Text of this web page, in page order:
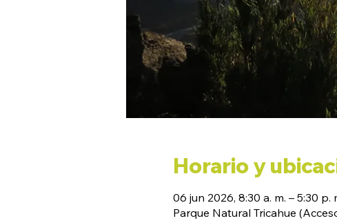
Horario y
06 jun 2026, 8:30 a. m. – 5:30 p.
Parque Natural Tricahue